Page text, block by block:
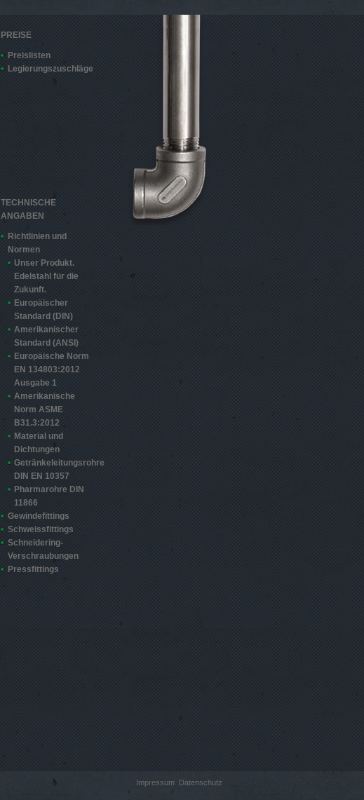
PREISE
Preislisten
Legierungszuschläge
TECHNISCHE
ANGABEN
Richtlinien und
Normen
Unser Produkt.
Edelstahl für die
Zukunft.
Europäischer
Standard (DIN)
Amerikanischer
Standard (ANSI)
Europäische Norm
EN 13480­3:2012
Ausgabe 1
Amerikanische
Norm ASME
B31.3:2012
Material und
Dichtungen
Getränkeleitungsrohre
DIN EN 10357
Pharmarohre DIN
11866
Gewindefittings
Schweissfittings
Schneidering-
Verschraubungen
Pressfittings
Impressum Datenschutz